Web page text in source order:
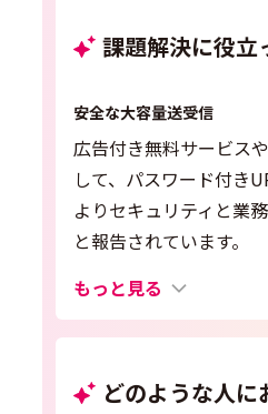
課題解決に役立
安全な大容量送受信
広告付き無料サービス
して、パスワード付き
よりセキュリティと業
と報告されています。
もっと見る
どのような人に